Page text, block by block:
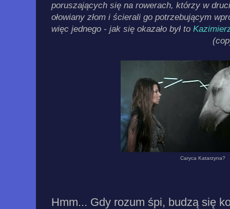
poruszających się na rowerach, którzy w
ołowiany złom i ścierali go potrzebującym
więc jednego - jak się okazało był to
Caryca Katarzyna?
Hmm... Gdy rozum śpi, budzą się